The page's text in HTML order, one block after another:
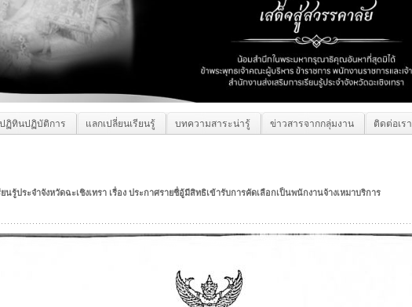
ปฏิทินปฏิบัติการ แลกเปลี่ยนเรียนรู้ บทความสาระน่ารู้ ข่าวสารจากกลุ่มงาน ติดต่อเรา
นรู้ประจำจังหวัดฉะเชิงเทรา เรื่อง ประกาศรายชื่อู้มีสิทธิเข้ารับการคัดเลือกเป็นพนักงานจ้างเหมาบริการ